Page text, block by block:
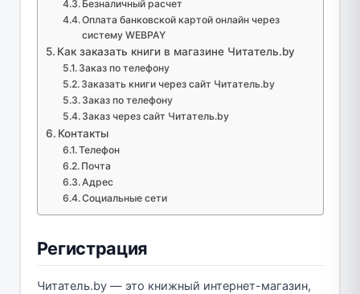
Безналичный расчет
Оплата банковской картой онлайн через
систему WEBPAY
Как заказать книги в магазине Читатель.by
Заказ по телефону
Заказать книги через сайт Читатель.by
Заказ по телефону
Заказ через сайт Читатель.by
Контакты
Телефон
Почта
Адрес
Социальные сети
Регистрация
Читатель.by — это книжный интернет-магазин,